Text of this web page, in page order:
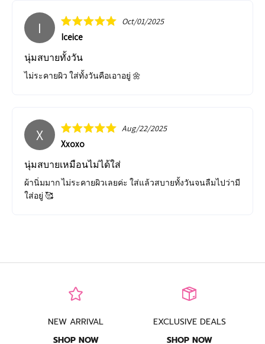
I Oct/01/2025
Iceice
นุ่มสบายทั้งวัน
ไม่ระคายผิว ใส่ทั้งวันคือเอาอยู่ 🌼
X Aug/22/2025
Xxoxo
นุ่มสบายเหมือนไม่ได้ใส่
ผ้านิ่มมาก ไม่ระคายผิวเลยค่ะ ใส่แล้วสบายทั้งวันจนลืมไปว่ามี
ใส่อยู่ 🥰
NEW ARRIVAL
SHOP NOW
EXCLUSIVE DEALS
SHOP NOW